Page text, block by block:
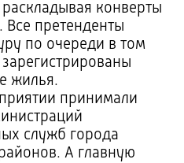
конверты
претенденты
по очереди в том
жилья.
принимали
служб города
А главную